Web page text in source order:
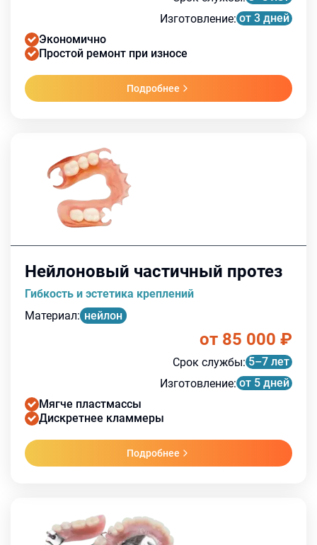
Изготовление: от 3 дней
Экономично
Простой ремонт при износе
Подробнее
Нейлоновый частичный протез
Гибкость и эстетика креплений
Материал: нейлон
от 85 000 ₽
Срок службы: 5–7 лет
Изготовление: от 5 дней
Мягче пластмассы
Дискретнее кламмеры
Подробнее